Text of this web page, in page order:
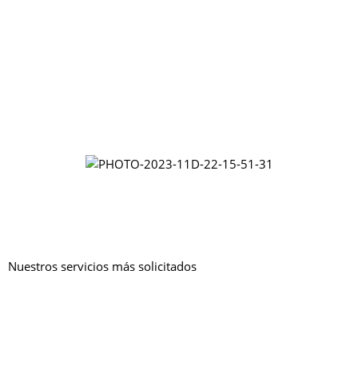
Nuestros servicios más solicitados